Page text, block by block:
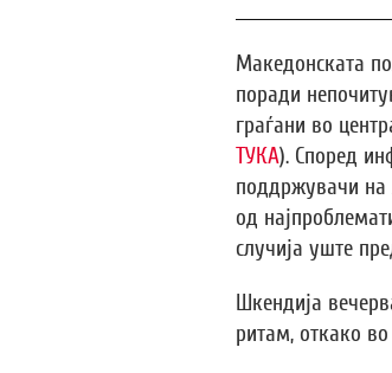
Македонската
поради
граѓани во
ТУКА). Според
поддржувачи на
од
случија уште
Шкендија
ритам, откако